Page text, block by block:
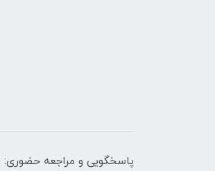
پاسخگویی و مراجعه حضوری: 9:00 الی14:00 و 16:00 تا 21:00